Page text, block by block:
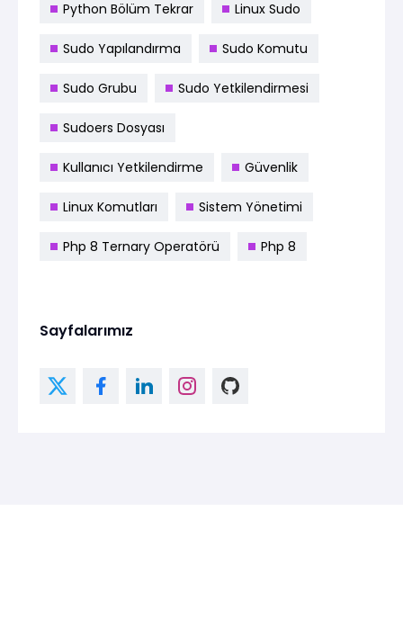
Python Bölüm Tekrar Linux Sudo
Sudo Yapılandırma Sudo Komutu
Sudo Grubu Sudo Yetkilendirmesi
Sudoers Dosyası
Kullanıcı Yetkilendirme Güvenlik
Linux Komutları Sistem Yönetimi
Php 8 Ternary Operatörü Php 8
Sayfalarımız